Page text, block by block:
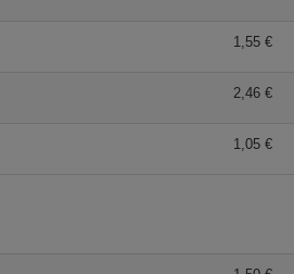
1,55 €
2,46 €
1,05 €